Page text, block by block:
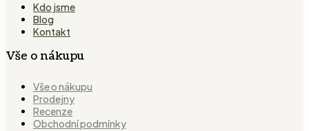
Kdo jsme
Blog
Kontakt
Vše o nákupu
Vše o nákupu
Prodejny
Recenze
Obchodní podmínky